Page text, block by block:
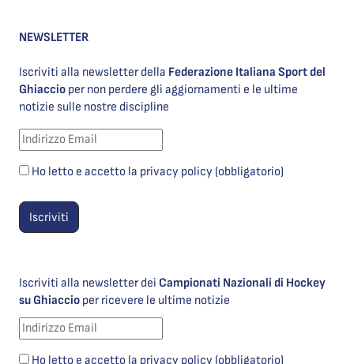
NEWSLETTER
Iscriviti alla newsletter della Federazione Italiana Sport del
Ghiaccio per non perdere gli aggiornamenti e le ultime
notizie sulle nostre discipline
Ho letto e accetto la privacy policy (obbligatorio)
Iscriviti alla newsletter dei Campionati Nazionali di Hockey
su Ghiaccio per ricevere le ultime notizie
Ho letto e accetto la privacy policy (obbligatorio)